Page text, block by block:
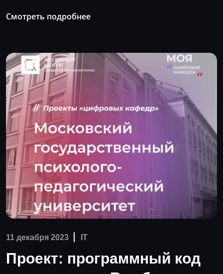
Смотреть подробнее
11 декабря 2023 IT
Проект: программный код